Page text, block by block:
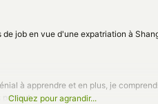
job en vue d'une expatriation à
à apprendre et en plus, je
partout.
Cliquez pour agrandir...